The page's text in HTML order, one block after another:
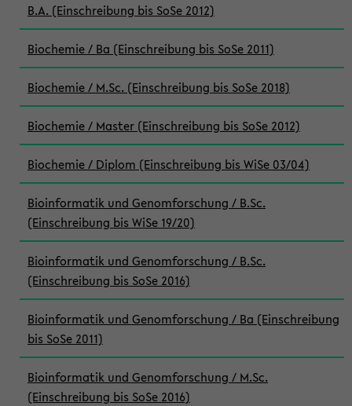
B.A. (Einschreibung bis SoSe 2012)
Biochemie / Ba (Einschreibung bis SoSe 2011)
Biochemie / M.Sc. (Einschreibung bis SoSe 2018)
Biochemie / Master (Einschreibung bis SoSe 2012)
Biochemie / Diplom (Einschreibung bis WiSe 03/04)
Bioinformatik und Genomforschung / B.Sc.
(Einschreibung bis WiSe 19/20)
Bioinformatik und Genomforschung / B.Sc.
(Einschreibung bis SoSe 2016)
Bioinformatik und Genomforschung / Ba (Einschreibung
bis SoSe 2011)
Bioinformatik und Genomforschung / M.Sc.
(Einschreibung bis SoSe 2016)